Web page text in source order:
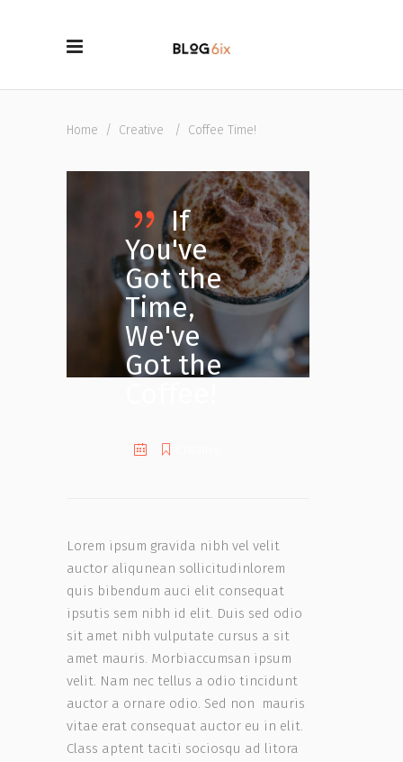
Home / Creative / Coffee Time!
If
You've
Got the
Time,
We've
Got the
Lorem ipsum gravida nibh vel velit
auctor aliqunean sollicitudinlorem
quis bibendum auci elit consequat
ipsutis sem nibh id elit. Duis sed odio
sit amet nibh vulputate cursus a sit
amet mauris. Morbiaccumsan ipsum
velit. Nam nec tellus a odio tincidunt
auctor a ornare odio. Sed non mauris
vitae erat consequat auctor eu in elit.
Class aptent taciti sociosqu ad litora